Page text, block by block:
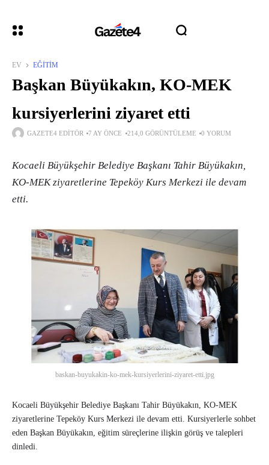
EV EĞITIM
Başkan Büyükakın, KO-MEK
kursiyerlerini ziyaret etti
GAZETE4 EDITÖR 7 AY ÖNCE 214,0 GÖRÜNTÜLEME 0 YORUM
Kocaeli Büyükşehir Belediye Başkanı Tahir Büyükakın,
KO-MEK ziyaretlerine Tepeköy Kurs Merkezi ile devam
etti.
baskan-buyukakin-ko-mek-kursiyerlerini-ziyaret-etti.jpg
Kocaeli Büyükşehir Belediye Başkanı Tahir Büyükakın, KO-MEK
ziyaretlerine Tepeköy Kurs Merkezi ile devam etti. Kursiyerlerle sohbet
eden Başkan Büyükakın, eğitim süreçlerine ilişkin görüş ve talepleri
dinledi.